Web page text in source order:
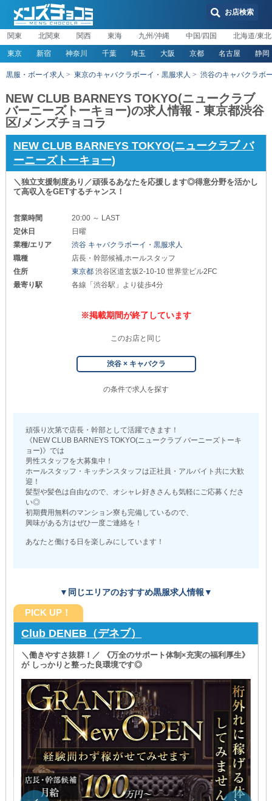
お店検索
関東 北関東 関西 東海 九州/沖縄 中国/四国 北海道/東北
東京 新宿 神奈川 千葉 埼玉 大阪 京都 名古屋 静岡
黒服・ボーイ求人 東京のキャバクラボーイ・黒服求人 渋谷のキャバクラボ
NEW CLUB BARNEYS TOKYO(ニュークラブ
バーニーズトーキョー)の求人情報 - 東京都渋谷
区/メンズチョコラ
NEW CLUB BARNEYS TOKYO(ニュークラブ バ
ーニーズトーキョー)
＼独立支援制度あり／頑張るあなたを応援します◎得意分野を活かし
て高収入をGETするチャンス！
営業時間
20:00 ～ LAST
定休日
日曜
業種/エリア
渋谷 キャバクラボーイ・黒服求人
職種
店長・幹部候補,ホールスタッフ
住所
東京都渋谷区道玄坂2-10-10 世界堂ビル2FC
最寄り駅
各線「渋谷駅」より徒歩4分
※掲載期間が終了しています
このお店と同じ
渋谷 × キャバクラ
の条件で求人を探す
頑張り次第で店長・幹部として活躍できます！
《NEW CLUB BARNEYS TOKYO(ニュークラブ バーニーズトーキ
ョー)》では
男性スタッフを大募集中！
ホールスタッフ・キッチンスタッフは正社員・アルバイト共に大歓
迎！
髪型や髪色は自由なので、オシャレ好きさんも気軽にご応募くださ
い◎
初期費用無料のマンション寮も完備しているので、
興味がある方はぜひ一度ご連絡を！
あなたと働ける日を楽しみにしています！
▼同じエリアのおすすめ黒服求人情報▼
PICK UP！
Club DENEB（デネブ）
＼働きやすさ抜群！／ 《万全のサポート体制×充実の福利厚生》
が しっかりと整った良環境です◎